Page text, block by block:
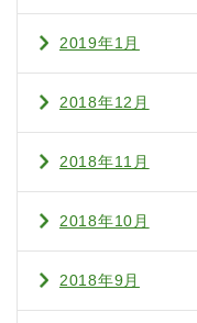
2019年1月
2018年12月
2018年11月
2018年10月
2018年9月